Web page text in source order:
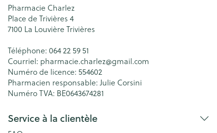
Pharmacie Charlez
Place de Trivières 4
7100 La Louvière Trivières
Téléphone: 064 22 59 51
Courriel: pharmacie.charlez@gmail.com
Numéro de licence: 554602
Pharmacien responsable: Julie Corsini
Numéro TVA: BE0643674281
Service à la clientèle